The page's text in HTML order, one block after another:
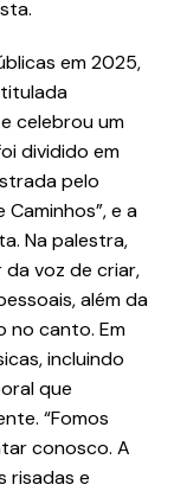
em 2025,
celebrou um
dividido em
pelo
e a
Na palestra,
voz de criar,
além da
no canto. Em
incluindo
que
“Fomos
conosco. A
risadas e